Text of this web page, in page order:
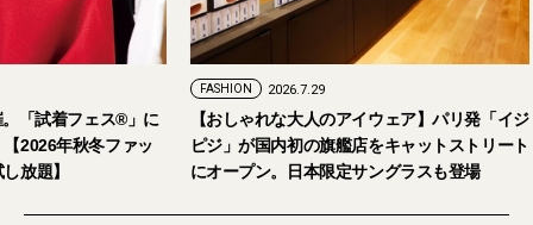
試着フェス®︎」に
年秋冬ファッ
題】
FASHION 2026.7.29
【おしゃれな大人のアイウェア】パリ発「イジ
ピジ」が国内初の旗艦店をキャットストリート
にオープン。日本限定サングラスも登場